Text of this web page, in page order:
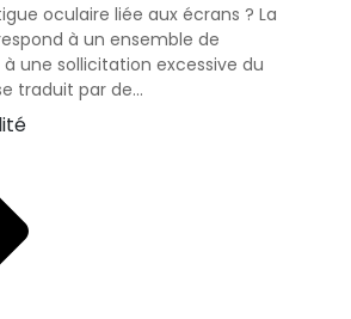
oculaire liée aux écrans ? La
à un ensemble de
une sollicitation excessive du
traduit par de...